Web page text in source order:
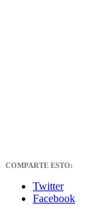
COMPARTE ESTO:
Twitter
Facebook